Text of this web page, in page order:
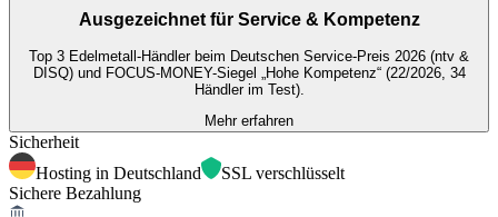
Ausgezeichnet für Service & Kompetenz
Top 3 Edelmetall-Händler beim Deutschen Service-Preis 2026 (ntv &
DISQ) und FOCUS-MONEY-Siegel „Hohe Kompetenz“ (22/2026, 34
Händler im Test).
Mehr erfahren
Sicherheit
Hosting in Deutschland
SSL verschlüsselt
Sichere Bezahlung